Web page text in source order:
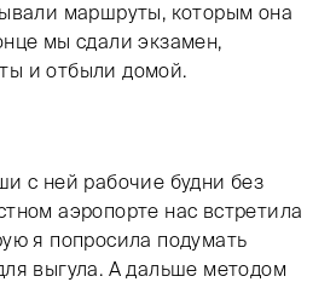
маршруты, которым она
мы сдали экзамен,
и отбыли домой.
с ней рабочие будни без
аэропорте нас встретила
я попросила подумать
выгула. А дальше методом